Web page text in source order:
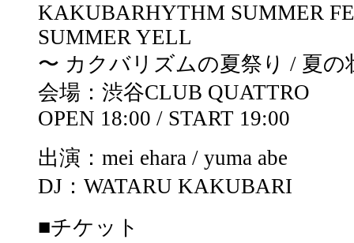
KAKUBARHYTHM SUMMER
SUMMER YELL
〜 カクバリズムの夏祭り / 夏の
会場：渋谷CLUB QUATTRO
OPEN 18:00 / START 19:00
出演：mei ehara / yuma abe
DJ：WATARU KAKUBARI
■チケット